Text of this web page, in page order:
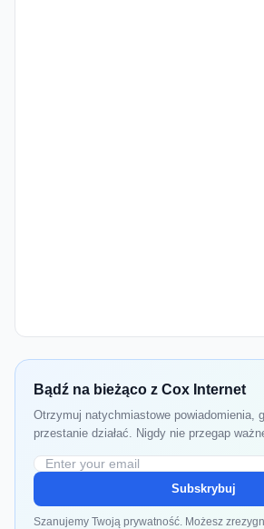
Bądź na bieżąco z Cox Internet
Otrzymuj natychmiastowe powiadomienia,
przestanie działać. Nigdy nie przegap
Subskrybuj
Szanujemy Twoją prywatność. Możesz